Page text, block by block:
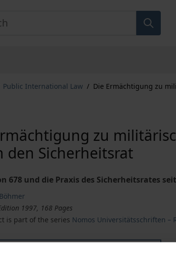
Public International Law / Die Ermächtigung zu
zu
den Sicherheitsrat
678 und die Praxis des Sicherheitsrates
1997, 168 Pages
is part of the series Nomos Universitätsschriften –